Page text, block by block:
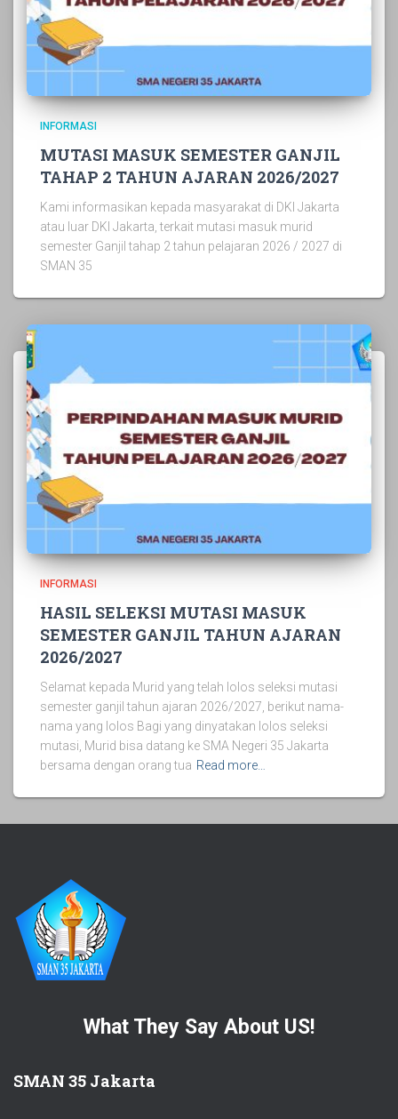
INFORMASI
MUTASI MASUK SEMESTER GANJIL
TAHAP 2 TAHUN AJARAN 2026/2027
Kami informasikan kepada masyarakat di DKI Jakarta
atau luar DKI Jakarta, terkait mutasi masuk murid
semester Ganjil tahap 2 tahun pelajaran 2026 / 2027 di
SMAN 35
INFORMASI
HASIL SELEKSI MUTASI MASUK
SEMESTER GANJIL TAHUN AJARAN
2026/2027
Selamat kepada Murid yang telah lolos seleksi mutasi
semester ganjil tahun ajaran 2026/2027, berikut nama-
nama yang lolos Bagi yang dinyatakan lolos seleksi
mutasi, Murid bisa datang ke SMA Negeri 35 Jakarta
bersama dengan orang tua Read more…
What They Say About US!
SMAN 35 Jakarta